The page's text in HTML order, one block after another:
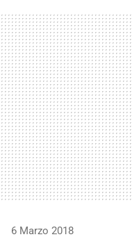
6 Marzo 2018